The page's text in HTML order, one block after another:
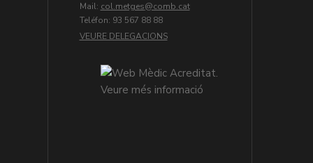
Mail: col.metges
Teléfon: 93 567 88 88
VEURE DELEGACIONS